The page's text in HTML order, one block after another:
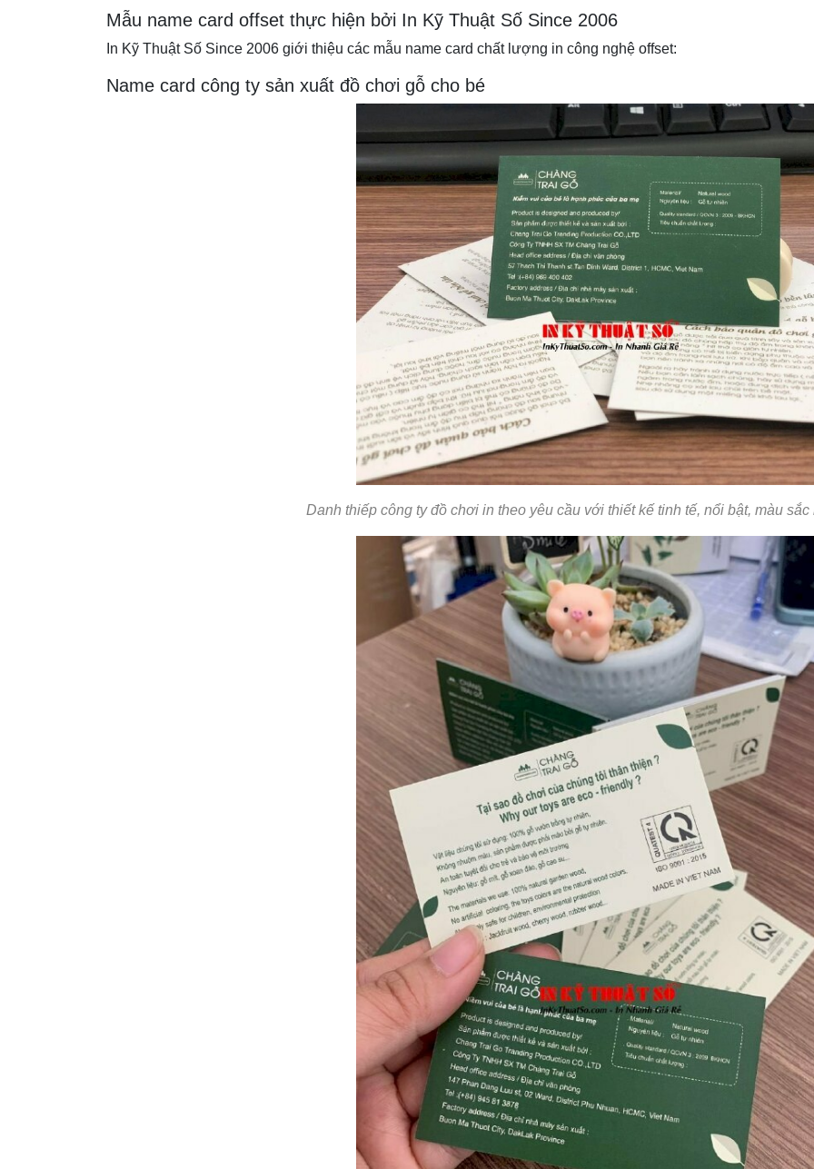
Mẫu name card offset thực hiện bởi In Kỹ Thuật Số Since 2006
In Kỹ Thuật Số Since 2006 giới thiệu các mẫu name card chất lượng in công nghệ offset:
Name card công ty sản xuất đồ chơi gỗ cho bé
Danh thiếp công ty đồ chơi in theo yêu cầu với thiết kế tinh tế, nổi bật, màu